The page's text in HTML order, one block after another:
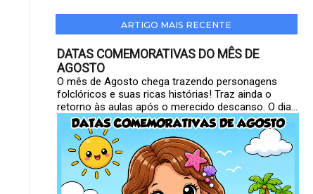
ARTIGO MAIS RECENTE
DATAS COMEMORATIVAS DO MÊS DE
AGOSTO
O mês de Agosto chega trazendo personagens
folclóricos e suas ricas histórias! Traz ainda o
retorno às aulas após o merecido descanso. O dia...